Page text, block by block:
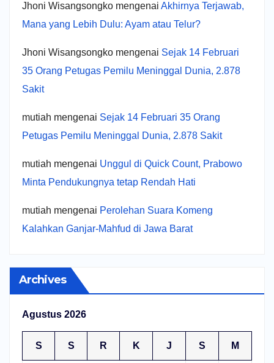
Jhoni Wisangsongko mengenai Akhirnya Terjawab,
Mana yang Lebih Dulu: Ayam atau Telur?
Jhoni Wisangsongko mengenai Sejak 14 Februari
35 Orang Petugas Pemilu Meninggal Dunia, 2.878
Sakit
mutiah mengenai Sejak 14 Februari 35 Orang
Petugas Pemilu Meninggal Dunia, 2.878 Sakit
mutiah mengenai Unggul di Quick Count, Prabowo
Minta Pendukungnya tetap Rendah Hati
mutiah mengenai Perolehan Suara Komeng
Kalahkan Ganjar-Mahfud di Jawa Barat
Archives
Agustus 2026
S S R K J S M